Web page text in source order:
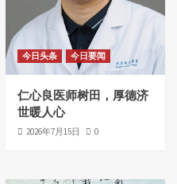
今日头条 今日要闻
仁心良医师树田，厚德济
世暖人心
2026年7月15日 0